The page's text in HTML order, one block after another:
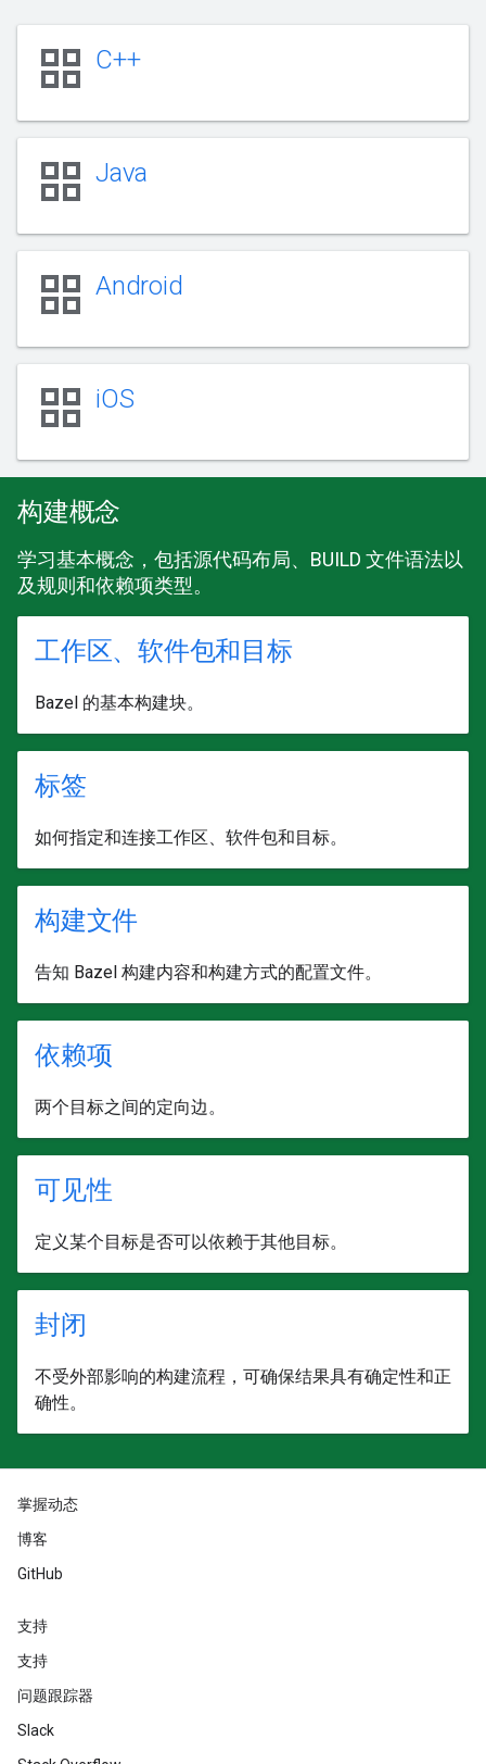
grid_view C++
grid_view Java
grid_view Android
grid_view iOS
构建概念
学习基本概念，包括源代码布局、BUILD 文件语法以
及规则和依赖项类型。
工作区、软件包和目标
Bazel 的基本构建块。
标签
如何指定和连接工作区、软件包和目标。
构建文件
告知 Bazel 构建内容和构建方式的配置文件。
依赖项
两个目标之间的定向边。
可见性
定义某个目标是否可以依赖于其他目标。
封闭
不受外部影响的构建流程，可确保结果具有确定性和正
确性。
掌握动态
博客
GitHub
支持
支持
问题跟踪器
Slack